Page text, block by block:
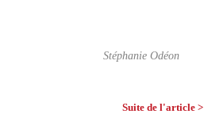
Stéphanie Odéon
Suite de l'article >